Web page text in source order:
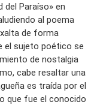
del Paraíso» en
al poema
de forma
el sujeto poético se
de nostalgia
cabe resaltar una
es traída por el
que fue el conocido